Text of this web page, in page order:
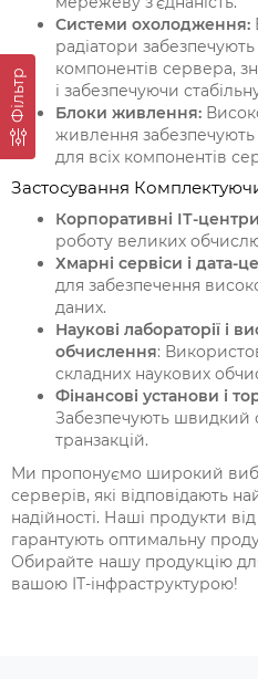
Фільтр
Системи охолодження:
радіатори
компонентів сервера,
і забезпечуючи
Блоки живлення:
живлення
для всіх компонентів
Застосування
Корпоративні ІТ-центри
роботу великих
Хмарні сервіси і дата-
для забезпечення
даних.
Наукові лабораторії і
обчислення:
складних наукових
Фінансові установи і
Забезпечують швидкий
транзакцій.
Ми пропонуємо широкий
серверів, які відповідають
надійності. Наші продукти
гарантують оптимальну
Обирайте нашу продукцію
вашою ІТ-інфраструктурою!